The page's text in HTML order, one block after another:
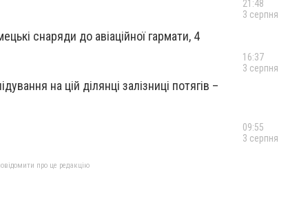
снаряди до авіаційної гармати, 4
на цій ділянці залізниці потягів –
про це редакцію
21:48
3 серпня
16:37
3 серпня
09:55
3 серпня